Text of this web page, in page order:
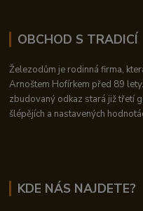
OBCHOD S TRADICÍ
Železodům je rodinná firma,
Arnoštem Hofírkem před 89
zbudovaný odkaz stará již třetí
šlépějích a nastavených
KDE NÁS NAJDETE?